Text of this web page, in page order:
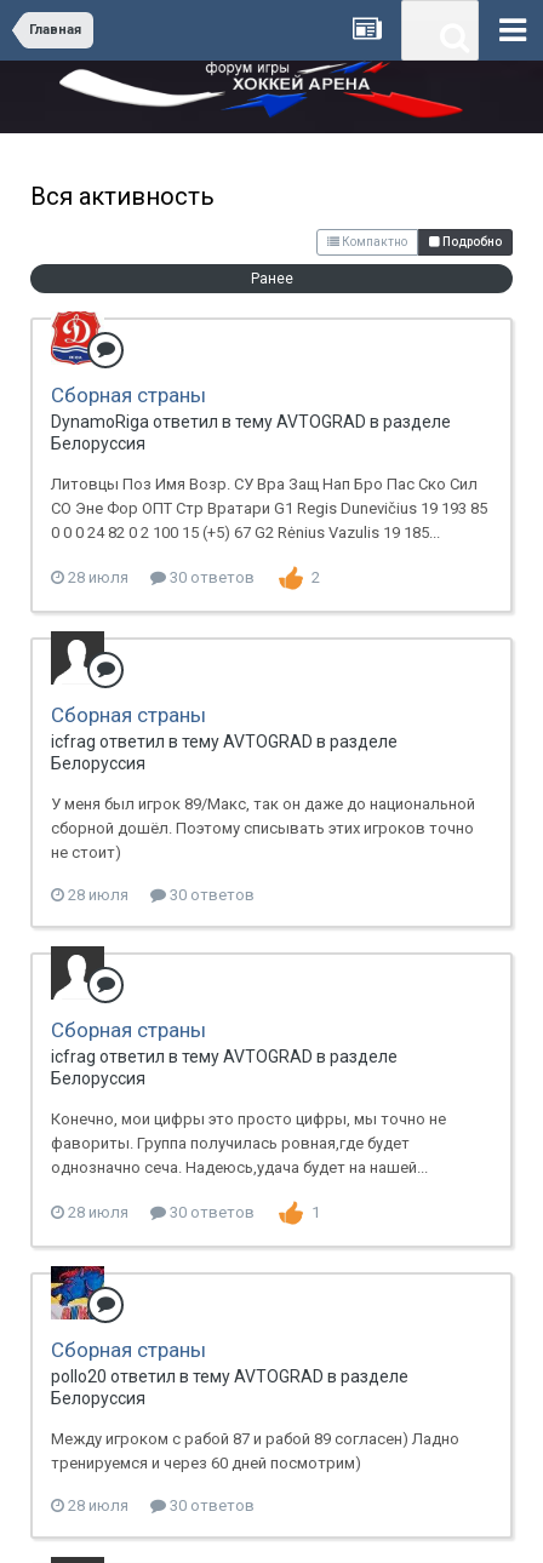
Главная
Вся активность
Компактно Подробно
Ранее
Сборная страны
DynamoRiga ответил в тему AVTOGRAD в разделе
Белоруссия
Литовцы Поз Имя Возр. СУ Вра Защ Нап Бро Пас Ско Сил
СО Эне Фор ОПТ Стр Вратари G1 Regis Dunevičius 19 193 85
0 0 0 24 82 0 2 100 15 (+5) 67 G2 Rėnius Vazulis 19 185...
28 июля 30 ответов 2
Сборная страны
icfrag ответил в тему AVTOGRAD в разделе
Белоруссия
У меня был игрок 89/Макс, так он даже до национальной
сборной дошёл. Поэтому списывать этих игроков точно
не стоит)
28 июля 30 ответов
Сборная страны
icfrag ответил в тему AVTOGRAD в разделе
Белоруссия
Конечно, мои цифры это просто цифры, мы точно не
фавориты. Группа получилась ровная,где будет
однозначно сеча. Надеюсь,удача будет на нашей...
28 июля 30 ответов 1
Сборная страны
pollo20 ответил в тему AVTOGRAD в разделе
Белоруссия
Между игроком с рабой 87 и рабой 89 согласен) Ладно
тренируемся и через 60 дней посмотрим)
28 июля 30 ответов